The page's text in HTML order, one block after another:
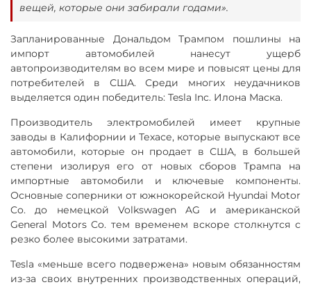
вещей, которые они забирали годами».
Запланированные Дональдом Трампом пошлины на
импорт автомобилей нанесут ущерб
автопроизводителям во всем мире и повысят цены для
потребителей в США. Среди многих неудачников
выделяется один победитель: Tesla Inc. Илона Маска.
Производитель электромобилей имеет крупные
заводы в Калифорнии и Техасе, которые выпускают все
автомобили, которые он продает в США, в большей
степени изолируя его от новых сборов Трампа на
импортные автомобили и ключевые компоненты.
Основные соперники от южнокорейской Hyundai Motor
Co. до немецкой Volkswagen AG и американской
General Motors Co. тем временем вскоре столкнутся с
резко более высокими затратами.
Tesla «меньше всего подвержена» новым обязанностям
из-за своих внутренних производственных операций,